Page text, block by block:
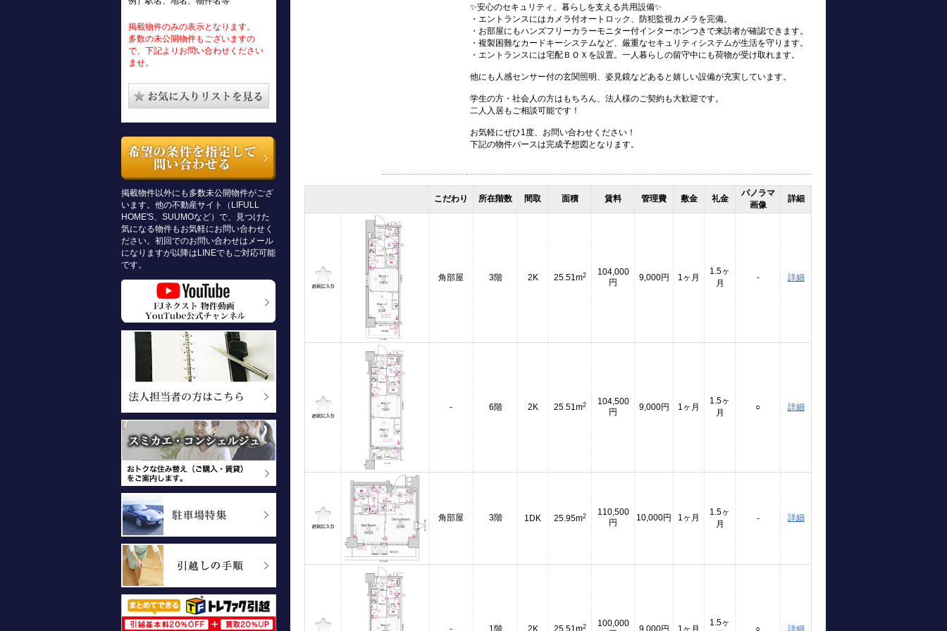
掲載物件のみの表示となります。
多数の未公開物件もございますの
で、下記よりお問い合わせください
ませ。
掲載物件以外にも多数未公開物件がござ
います。他の不動産サイト（LIFULL
HOME'S、SUUMOなど）で、見つけた
気になる物件もお気軽にお問い合わせく
ださい。初回でのお問い合わせはメール
になりますが以降はLINEでもご対応可能
です。
✨安心のセキュリティ、暮らしを支える共用設備✨
・エントランスにはカメラ付オートロック、防犯監視カメラを完備。
・お部屋にもハンズフリーカラーモニター付インターホンつきで来訪者が確認できます。
・複製困難なカードキーシステムなど、厳重なセキュリティシステムが生活を守ります。
・エントランスには宅配ＢＯＸを設置。一人暮らしの留守中にも荷物が受け取れます。
他にも人感センサー付の玄関照明、姿見鏡などあると嬉しい設備が充実しています。
学生の方・社会人の方はもちろん、法人様のご契約も大歓迎です。
二人入居もご相談可能です！
お気軽にぜひ1度、お問い合わせください！
下記の物件パースは完成予想図となります。
こだわり 所在階数 間取 面積 賃料 管理費 敷金 礼金
パノラマ
画像
詳細
角部屋 3階 2K 25.51m2
104,000
円
9,000円 1ヶ月
1.5ヶ
月
- 詳細
- 6階 2K 25.51m2
104,500
円
9,000円 1ヶ月
1.5ヶ
月
○ 詳細
角部屋 3階 1DK 25.95m2
110,500
円
10,000円 1ヶ月
1.5ヶ
月
- 詳細
- 1階 2K 25.51m2
100,000
9,000円 1ヶ月
1.5ヶ
○ 詳細